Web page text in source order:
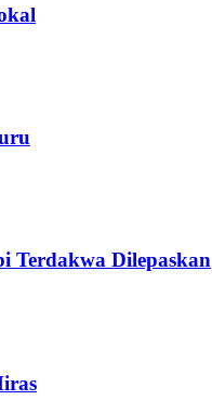
Terdakwa Dilepaskan